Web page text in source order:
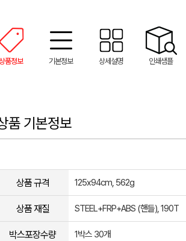
품정보 기본정보 상세설명 인쇄샘플
품 기본정보
상품 규격 125x94cm, 562g
상품 재질 STEEL+FRP+ABS (핸들), 190T
박스포장수량 1박스 30개